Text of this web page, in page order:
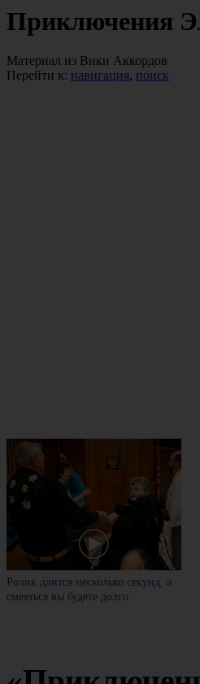
Приключения
Материал из Вики Аккордов
Перейти к: навигация, поиск
Ролик длится несколько секунд, а
смеяться вы будете долго